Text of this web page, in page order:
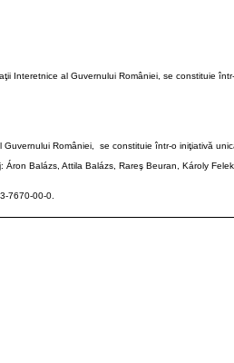
Interetnice al Guvernului României, se constituie
României, se constituie într-o iniţiativă
Balázs, Attila Balázs, Rareş Beuran, Károly
7670-00-0.